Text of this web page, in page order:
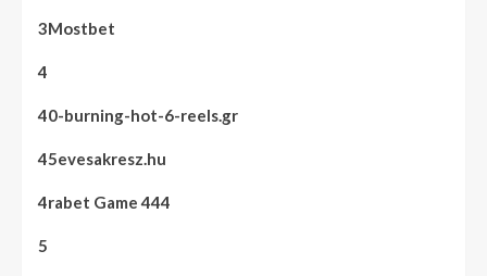
3Mostbet
4
40-burning-hot-6-reels.gr
45evesakresz.hu
4rabet Game 444
5